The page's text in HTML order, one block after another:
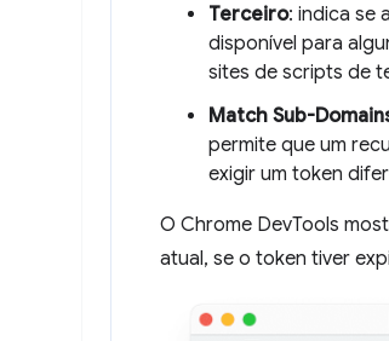
Terceiro: indica se a
disponível para
sites de scripts de
Match Sub-
permite que um
exigir um token
O Chrome DevTools
atual, se o token tiver